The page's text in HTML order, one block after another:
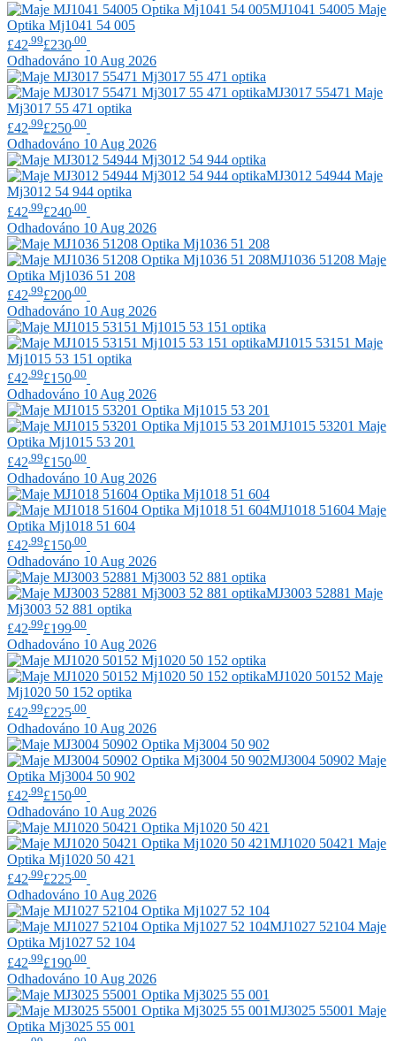
MJ1041 54005 Maje
Optika Mj1041 54 005
£42 .99£230 .00
Odhadováno 10 Aug 2026
MJ3017 55471 Maje
Mj3017 55 471 optika
£42.99£250.00
Odhadováno 10 Aug 2026
MJ3012 54944 Maje
Mj3012 54 944 optika
£42 .99£240 .00
Odhadováno 10 Aug 2026
MJ1036 51208 Maje
Optika Mj1036 51 208
£42 .99£200 .00
Odhadováno 10 Aug 2026
MJ1015 53151 Maje
Mj1015 53 151 optika
£42.99£150.00
Odhadováno 10 Aug 2026
MJ1015 53201 Maje
Optika Mj1015 53 201
£42 .99£150 .00
Odhadováno 10 Aug 2026
MJ1018 51604 Maje
Optika Mj1018 51 604
£42 .99£150 .00
Odhadováno 10 Aug 2026
MJ3003 52881 Maje
Mj3003 52 881 optika
£42.99£199.00
Odhadováno 10 Aug 2026
MJ1020 50152 Maje
Mj1020 50 152 optika
£42 .99£225 .00
Odhadováno 10 Aug 2026
MJ3004 50902 Maje
Optika Mj3004 50 902
£42 .99£150 .00
Odhadováno 10 Aug 2026
MJ1020 50421 Maje
Optika Mj1020 50 421
£42.99£225.00
Odhadováno 10 Aug 2026
MJ1027 52104 Maje
Optika Mj1027 52 104
£42 .99£190 .00
Odhadováno 10 Aug 2026
MJ3025 55001 Maje
Optika Mj3025 55 001